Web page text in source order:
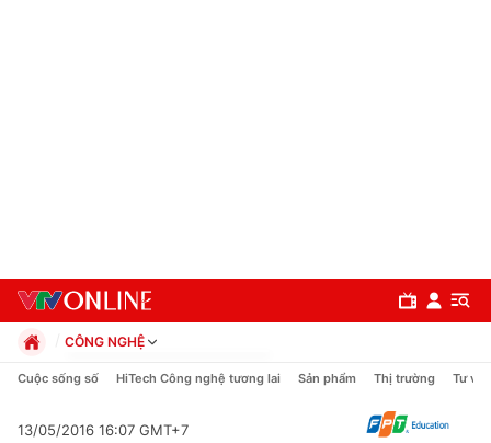
CÔNG NGHỆ
Chính trị
Pháp luật
Cuộc sống số HiTech Công nghệ tương lai Sản phẩm Thị trường Tư vấn
13/05/2016 16:07 GMT+7